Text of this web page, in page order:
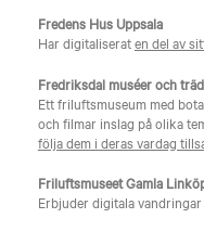
Fredens Hus Uppsala
Har digitaliseraten del av
Fredriksdal muséer och
Ett friluftsmuseum med
och filmar inslag på olika
följa dem i deras vardag
Friluftsmuseet Gamla
Erbjuder digitala